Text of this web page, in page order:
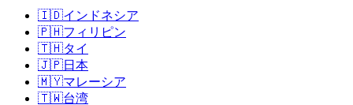
🇮🇩インドネシア
🇵🇭フィリピン
🇹🇭タイ
🇯🇵日本
🇲🇾マレーシア
🇹🇼台湾